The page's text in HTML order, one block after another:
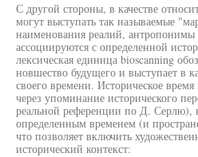
С другой стороны, в качестве
могут выступать так называемые
наименования реалий,
ассоциируются с определенной
лексическая единица bioscanning
новшество будущего и выступает в
своего времени. Историческое
через упоминание исторического
реальной референции по Д. Серлю),
определенным временем (и
что позволяет включить
исторический контекст: